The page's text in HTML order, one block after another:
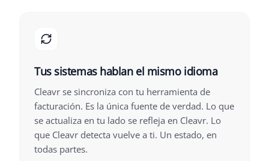
Tus sistemas hablan el mismo idioma
Cleavr se sincroniza con tu herramienta de
facturación. Es la única fuente de verdad. Lo que
se actualiza en tu lado se refleja en Cleavr. Lo
que Cleavr detecta vuelve a ti. Un estado, en
todas partes.